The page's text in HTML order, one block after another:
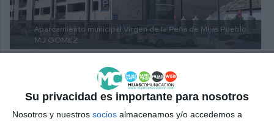
Su privacidad es importante para nosotros
Nosotros y nuestros socios almacenamos y/o accedemos a
Aparcamiento municipal Virgen de la Peña de Mijas Pueblo.
MJ GÓMEZ.
Comparte esta noticia desde el siguiente enlace: